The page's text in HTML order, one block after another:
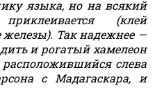
языка, но на всякий
(клей
Так надежнее —
и рогатый хамелеон
слева
с Мадагаскара, и